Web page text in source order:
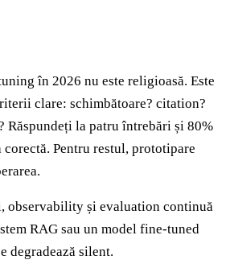
în 2026 nu este religioasă. Este
clare: schimbătoare? citation?
Răspundeți la patru întrebări și 80%
Pentru restul, prototipare
observability și evaluation continuă
RAG sau un model fine-tuned
degradează silent.